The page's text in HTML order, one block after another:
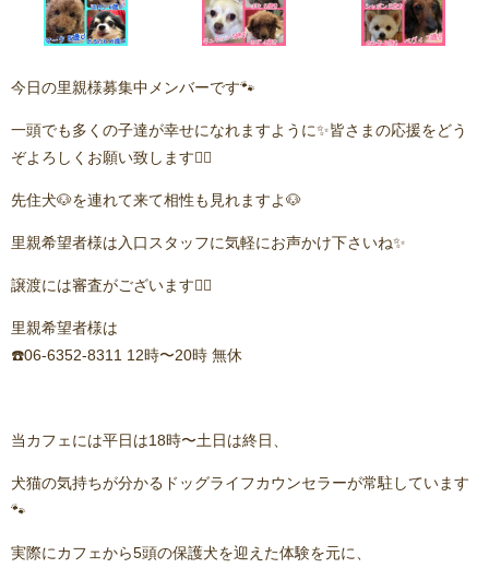
今日の里親様募集中メンバーです🐾
一頭でも多くの子達が幸せになれますように✨皆さまの応援をどう
ぞよろしくお願い致します🙇‍♂️
先住犬🐶を連れて来て相性も見れますよ🐶
里親希望者様は入口スタッフに気軽にお声かけ下さいね✨
譲渡には審査がございます🙇‍♂️
里親希望者様は
☎️06-6352-8311 12時〜20時 無休
当カフェには平日は18時〜土日は終日、
犬猫の気持ちが分かるドッグライフカウンセラーが常駐しています
🐾
実際にカフェから5頭の保護犬を迎えた体験を元に、